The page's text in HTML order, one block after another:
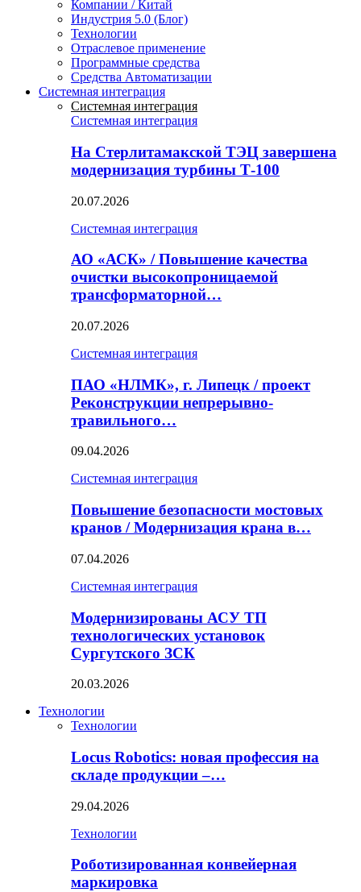
Компании / Китай
Индустрия 5.0 (Блог)
Технологии
Отраслевое применение
Программные средства
Средства Автоматизации
Системная интеграция
Системная интеграция
Системная интеграция
На Стерлитамакской ТЭЦ завершена
модернизация турбины Т-100
20.07.2026
Системная интеграция
АО «АСК» / Повышение качества
очистки высокопроницаемой
трансформаторной…
20.07.2026
Системная интеграция
ПАО «НЛМК», г. Липецк / проект
Реконструкции непрерывно-
травильного…
09.04.2026
Системная интеграция
Повышение безопасности мостовых
кранов / Модернизация крана в…
07.04.2026
Системная интеграция
Модернизированы АСУ ТП
технологических установок
Сургутского ЗСК
20.03.2026
Технологии
Технологии
Locus Robotics: новая профессия на
складе продукции –…
29.04.2026
Технологии
Роботизированная конвейерная
маркировка